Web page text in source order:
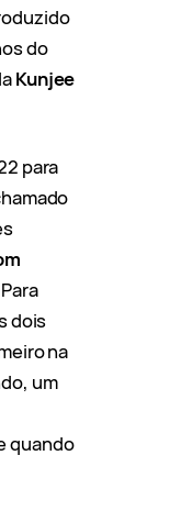
do
Kunjee
para
Para
dois
na
um
quando